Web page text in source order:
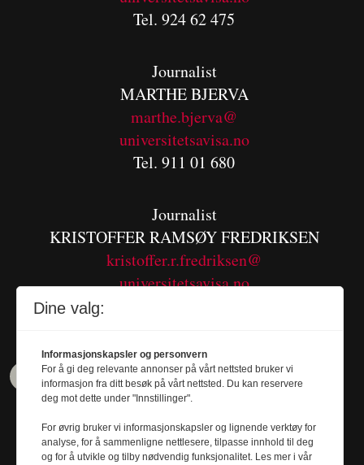
Tel. 924 62 475
Journalist
MARTHE BJERVA
marthe.bjerva@
universitetsavisa.no
Tel. 911 01 680
Journalist
KRISTOFFER RAMSØY FREDRIKSEN
kristoffer.r.fredriksen@
universitetsavisa.no
Dine valg:
Informasjonskapsler og personvern
For å gi deg relevante annonser på vårt nettsted bruker vi
informasjon fra ditt besøk på vårt nettsted. Du kan reservere
deg mot dette under "Innstillinger".
For øvrig bruker vi informasjonskapsler og lignende verktøy for
analyse, for å sammenligne nettlesere, tilpasse innhold til deg
og for å utvikle og tilby nødvendig funksjonalitet. Les mer i vår